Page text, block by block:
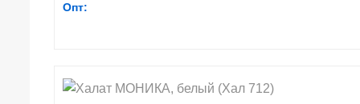
Опт: